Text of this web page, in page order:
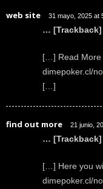
web site 31 mayo, 2025 at
… [Trackback]
[…] Read More
dimepoker.cl/
[…]
find out more 21 junio,
… [Trackback]
[…] Here you
dimepoker.cl/